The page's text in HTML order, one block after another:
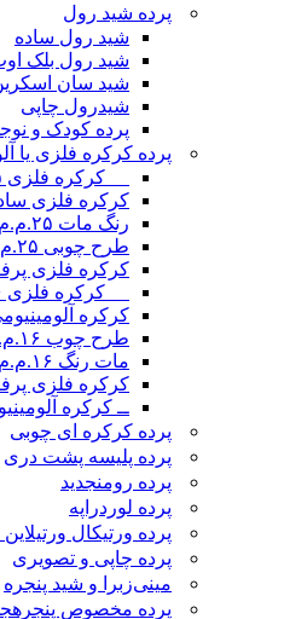
پرده شید رول
شید رول ساده
شید رول بلک
شید سان
شیدرول چاپی
پرده کودک و
پرده کرکره فلزی یا
__ کرکره فلزی ۲۵ میلیمتری
کرکره فلزی ساده
رنگ مات ۲۵.م.م
طرح چوبی ۲۵.م.م
کرکره فلزی پرفراژ
__ کرکره فلزی ۱۶ میلیمتری
کرکره آلومینیومی ۱۶.م.م
طرح چوب ۱۶.م.م
مات رنگ ۱۶.م.م
کرکره فلزی پرفراژ
ــ کرکره
پرده کرکره ای چوبی
پرده پلیسه پشت دری
پرده رومنجدید
پرده لوردراپه
پرده ورتیکال
پرده چاپی و تصویری
مینی‌زبرا و شید پنجره
پرده مخصوص پنجره